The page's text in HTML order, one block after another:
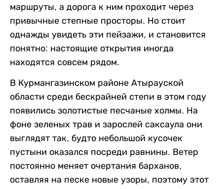
маршруты, а дорога к ним проходит через
привычные степные просторы. Но стоит
однажды увидеть эти пейзажи, и становится
понятно: настоящие открытия иногда
находятся совсем рядом.
В Курмангазинском районе Атырауской
области среди бескрайней степи в этом году
появились золотистые песчаные холмы. На
фоне зеленых трав и зарослей саксаула они
выглядят так, будто небольшой кусочек
пустыни оказался посреди равнины. Ветер
постоянно меняет очертания барханов,
оставляя на песке новые узоры, поэтому этот